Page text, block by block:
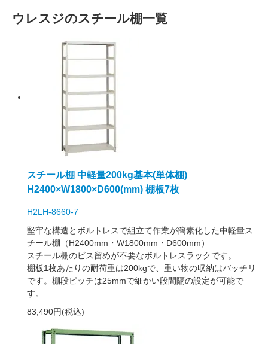
ウレスジのスチール棚一覧
スチール棚 中軽量200kg基本(単体棚)
H2400×W1800×D600(mm) 棚板7枚
H2LH-8660-7
堅牢な構造とボルトレスで組立て作業が簡素化した中軽量ス
チール棚（H2400mm・W1800mm・D600mm）
スチール棚のビス留めが不要なボルトレスラックです。
棚板1枚あたりの耐荷重は200kgで、重い物の収納はバッチリ
です。棚段ピッチは25mmで細かい段間隔の設定が可能で
す。
83,490円(税込)